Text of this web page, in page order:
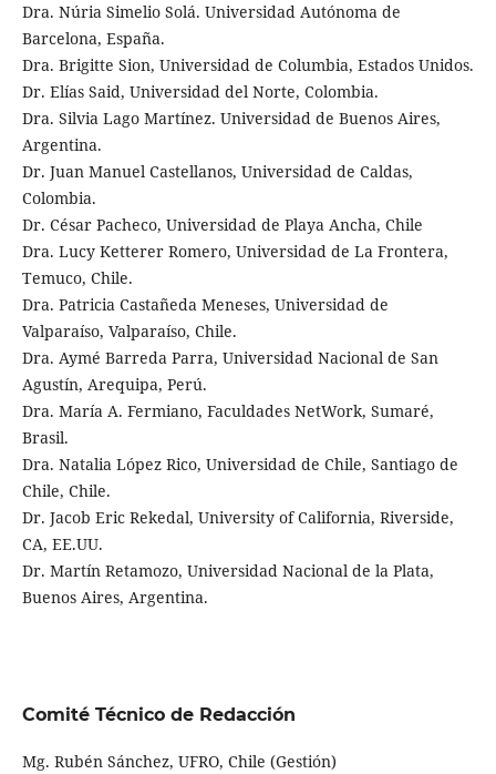
Dra. Núria Simelio Solá. Universidad Autónoma de
Barcelona, España.
Dra. Brigitte Sion, Universidad de Columbia, Estados Unidos.
Dr. Elías Said, Universidad del Norte, Colombia.
Dra. Silvia Lago Martínez. Universidad de Buenos Aires,
Argentina.
Dr. Juan Manuel Castellanos, Universidad de Caldas,
Colombia.
Dr. César Pacheco, Universidad de Playa Ancha, Chile
Dra. Lucy Ketterer Romero, Universidad de La Frontera,
Temuco, Chile.
Dra. Patricia Castañeda Meneses, Universidad de
Valparaíso, Valparaíso, Chile.
Dra. Aymé Barreda Parra, Universidad Nacional de San
Agustín, Arequipa, Perú.
Dra. María A. Fermiano, Faculdades NetWork, Sumaré,
Brasil.
Dra. Natalia López Rico, Universidad de Chile, Santiago de
Chile, Chile.
Dr. Jacob Eric Rekedal, University of California, Riverside,
CA, EE.UU.
Dr. Martín Retamozo, Universidad Nacional de la Plata,
Buenos Aires, Argentina.
Comité Técnico de Redacción
Mg. Rubén Sánchez, UFRO, Chile (Gestión)